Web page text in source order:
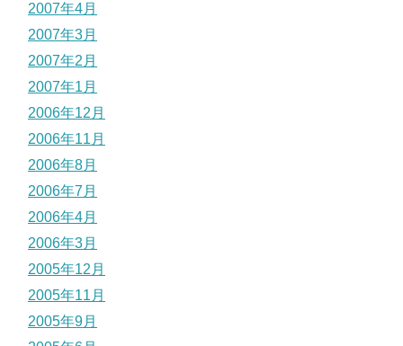
2007年4月
2007年3月
2007年2月
2007年1月
2006年12月
2006年11月
2006年8月
2006年7月
2006年4月
2006年3月
2005年12月
2005年11月
2005年9月